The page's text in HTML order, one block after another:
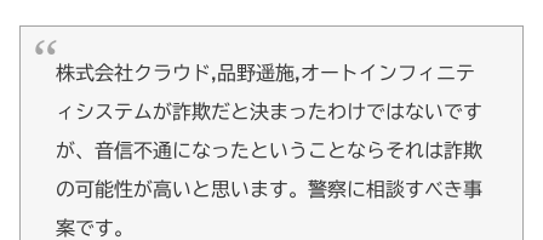
株式会社クラウド,品野遥施,オートインフィニテ
ィシステムが詐欺だと決まったわけではないです
が、音信不通になったということならそれは詐欺
の可能性が高いと思います。警察に相談すべき事
案です。